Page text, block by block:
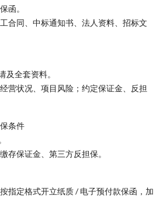
函。
合同、中标通知书、法人资料、招标文
及全套资料。
营状况、项目风险；约定保证金、反担
条件
存保证金、第三方反担保。
指定格式开立纸质 / 电子预付款保函，加